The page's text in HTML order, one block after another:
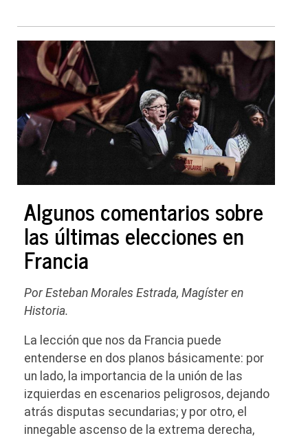
Algunos comentarios sobre
las últimas elecciones en
Francia
Por Esteban Morales Estrada, Magíster en
Historia.
La lección que nos da Francia puede
entenderse en dos planos básicamente: por
un lado, la importancia de la unión de las
izquierdas en escenarios peligrosos, dejando
atrás disputas secundarias; y por otro, el
innegable ascenso de la extrema derecha,